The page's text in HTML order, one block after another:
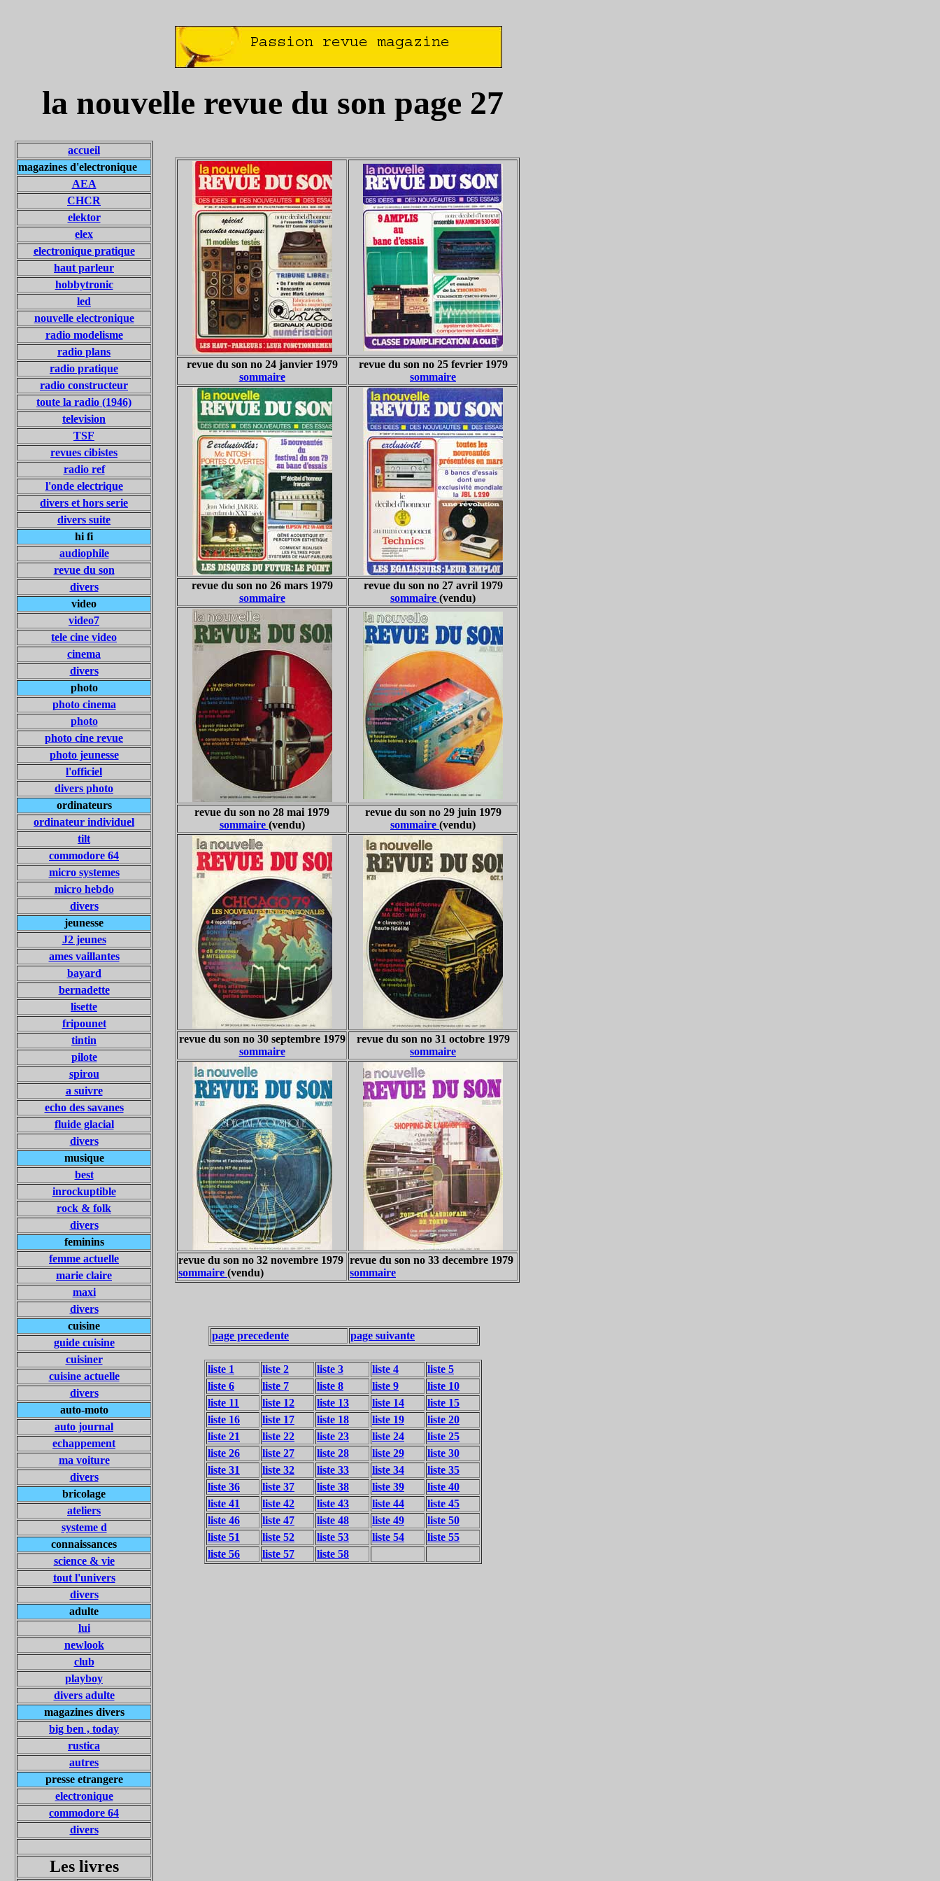
la nouvelle revue du son page 27
accueil
magazines d'electronique
AEA
CHCR
elektor
elex
electronique pratique
haut parleur
hobbytronic
led
nouvelle electronique
radio modelisme
radio plans
radio pratique
radio constructeur
toute la radio (1946)
television
TSF
revues cibistes
radio ref
l'onde electrique
divers et hors serie
divers suite
hi fi
audiophile
revue du son
divers
video
video7
tele cine video
cinema
divers
photo
photo cinema
photo
photo cine revue
photo jeunesse
l'officiel
divers photo
ordinateurs
ordinateur individuel
tilt
commodore 64
micro systemes
micro hebdo
divers
jeunesse
J2 jeunes
ames vaillantes
bayard
bernadette
lisette
fripounet
tintin
pilote
spirou
a suivre
echo des savanes
fluide glacial
divers
musique
best
inrockuptible
rock & folk
divers
feminins
femme actuelle
marie claire
maxi
divers
cuisine
guide cuisine
cuisiner
cuisine actuelle
divers
auto-moto
auto journal
echappement
ma voiture
divers
bricolage
ateliers
systeme d
connaissances
science & vie
tout l'univers
divers
adulte
lui
newlook
club
playboy
divers adulte
magazines divers
big ben , today
rustica
autres
presse etrangere
electronique
commodore 64
divers
Les livres
revue du son no 24 janvier 1979
sommaire
revue du son no 25 fevrier 1979
sommaire
revue du son no 26 mars 1979
sommaire
revue du son no 27 avril 1979
sommaire (vendu)
revue du son no 28 mai 1979
sommaire (vendu)
revue du son no 29 juin 1979
sommaire (vendu)
revue du son no 30 septembre 1979
sommaire
revue du son no 31 octobre 1979
sommaire
revue du son no 32 novembre 1979
sommaire (vendu)
revue du son no 33 decembre 1979
sommaire
page precedente page suivante
liste 1 liste 2 liste 3 liste 4
liste 5
liste 6
liste 7 liste 8 liste 9
liste 10
liste 11
liste 12 liste 13 liste 14
liste 15
liste 16
liste 17 liste 18 liste 19
liste 20
liste 21
liste 22 liste 23 liste 24
liste 25
liste 26
liste 27 liste 28 liste 29
liste 30
liste 31
liste 32 liste 33 liste 34
liste 35
liste 36
liste 37 liste 38 liste 39
liste 40
liste 41
liste 42 liste 43 liste 44
liste 45
liste 46
liste 47 liste 48 liste 49
liste 50
liste 51
liste 52 liste 53 liste 54
liste 55
liste 56
liste 57 liste 58